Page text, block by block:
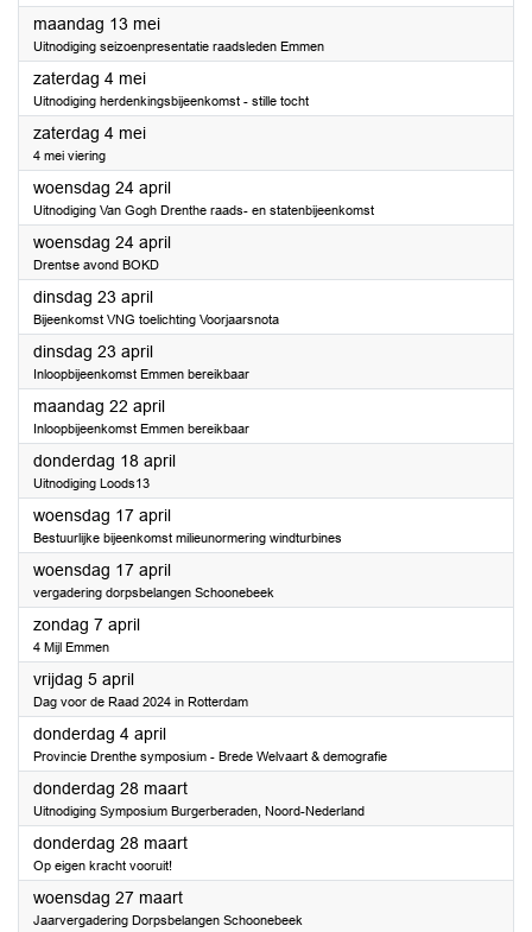
maandag 13 mei2024
Uitnodiging seizoenpresentatie raadsleden Emmen
zaterdag 4 mei2024
Uitnodiging herdenkingsbijeenkomst - stille tocht
zaterdag 4 mei2024
4 mei viering
woensdag 24 april2024
Uitnodiging Van Gogh Drenthe raads- en statenbijeenkomst
woensdag 24 april2024
Drentse avond BOKD
dinsdag 23 april2024
Bijeenkomst VNG toelichting Voorjaarsnota
dinsdag 23 april2024
Inloopbijeenkomst Emmen bereikbaar
maandag 22 april2024
Inloopbijeenkomst Emmen bereikbaar
donderdag 18 april2024
Uitnodiging Loods13
woensdag 17 april2024
Bestuurlijke bijeenkomst milieunormering windturbines
woensdag 17 april2024
vergadering dorpsbelangen Schoonebeek
zondag 7 april2024
4 Mijl Emmen
vrijdag 5 april2024
Dag voor de Raad 2024 in Rotterdam
donderdag 4 april2024
Provincie Drenthe symposium - Brede Welvaart & demografie
donderdag 28 maart2024
Uitnodiging Symposium Burgerberaden, Noord-Nederland
donderdag 28 maart2024
Op eigen kracht vooruit!
woensdag 27 maart2024
Jaarvergadering Dorpsbelangen Schoonebeek